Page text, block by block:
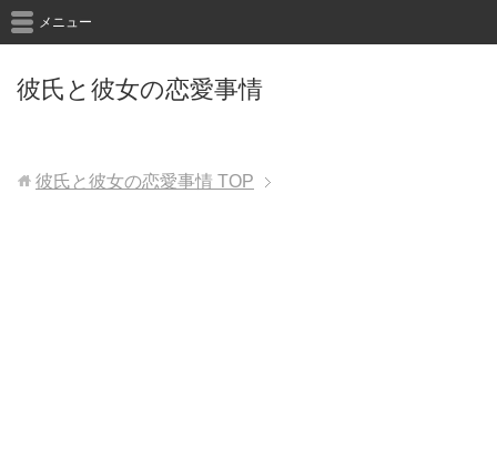
彼氏と彼女の恋愛事情
メニュー
彼氏と彼女の恋愛事情 TOP